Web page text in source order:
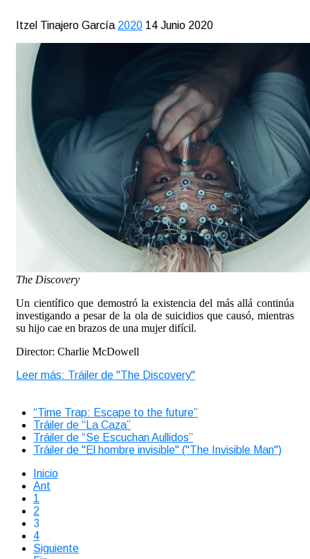
Itzel Tinajero García 2020 14 Junio 2020
The Discovery
Un científico que demostró la existencia del más allá continúa
investigando a pesar de la ola de suicidios que causó, mientras
su hijo cae en brazos de una mujer difícil.
Director: Charlie McDowell
Leer más: Tráiler de "The Discovery"
“Time Trap: Escape to the future”
Tráiler de “La Caza”
Tráiler de “Se Escuchan Aullidos”
Tráiler de "El hombre invisible" ("The Invisible Man")
Inicio
Ant
1
2
3
4
Siguiente